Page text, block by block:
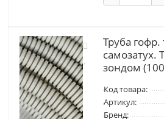
Труба гофр.
самозатух.
зондом
Код товара:
Артикул:
Бренд: